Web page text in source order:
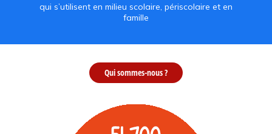
qui s’utilisent en milieu scolaire, périscolaire et en
famille
Qui sommes-nous ?